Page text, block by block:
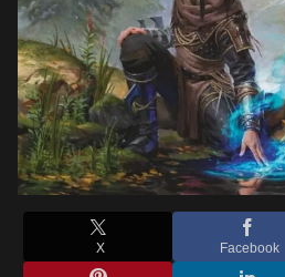
X Facebook